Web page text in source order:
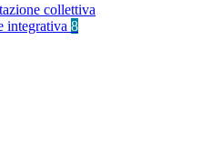
collettiva
integrativa 8